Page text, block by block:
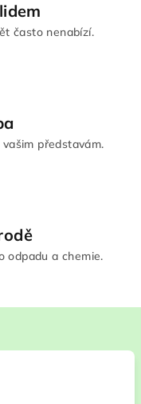
často nenabízí.
představám.
odpadu a chemie.